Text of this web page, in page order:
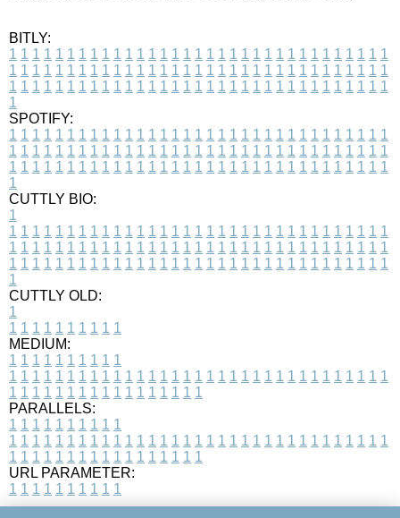
BITLY:
1 1 1 1 1 1 1 1 1 1 1 1 1 1 1 1 1 1 1 1 1 1 1 1 1 1 1 1 1 1 1 1 1
1 1 1 1 1 1 1 1 1 1 1 1 1 1 1 1 1 1 1 1 1 1 1 1 1 1 1 1 1 1 1 1 1
1 1 1 1 1 1 1 1 1 1 1 1 1 1 1 1 1 1 1 1 1 1 1 1 1 1 1 1 1 1 1 1 1
1
SPOTIFY:
1 1 1 1 1 1 1 1 1 1 1 1 1 1 1 1 1 1 1 1 1 1 1 1 1 1 1 1 1 1 1 1 1
1 1 1 1 1 1 1 1 1 1 1 1 1 1 1 1 1 1 1 1 1 1 1 1 1 1 1 1 1 1 1 1 1
1 1 1 1 1 1 1 1 1 1 1 1 1 1 1 1 1 1 1 1 1 1 1 1 1 1 1 1 1 1 1 1 1
1
CUTTLY BIO:
1
1 1 1 1 1 1 1 1 1 1 1 1 1 1 1 1 1 1 1 1 1 1 1 1 1 1 1 1 1 1 1 1 1
1 1 1 1 1 1 1 1 1 1 1 1 1 1 1 1 1 1 1 1 1 1 1 1 1 1 1 1 1 1 1 1 1
1 1 1 1 1 1 1 1 1 1 1 1 1 1 1 1 1 1 1 1 1 1 1 1 1 1 1 1 1 1 1 1 1
1
CUTTLY OLD:
1
1 1 1 1 1 1 1 1 1 1
MEDIUM:
1 1 1 1 1 1 1 1 1 1
1 1 1 1 1 1 1 1 1 1 1 1 1 1 1 1 1 1 1 1 1 1 1 1 1 1 1 1 1 1 1 1 1
1 1 1 1 1 1 1 1 1 1 1 1 1 1 1 1 1
PARALLELS:
1 1 1 1 1 1 1 1 1 1
1 1 1 1 1 1 1 1 1 1 1 1 1 1 1 1 1 1 1 1 1 1 1 1 1 1 1 1 1 1 1 1 1
1 1 1 1 1 1 1 1 1 1 1 1 1 1 1 1 1
URL PARAMETER:
1 1 1 1 1 1 1 1 1 1